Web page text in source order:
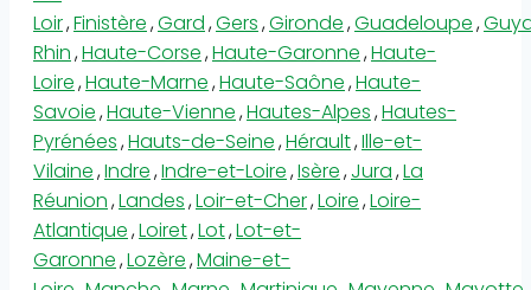
Loir,Finistère,Gard,Gers,Gironde,Guadeloupe,
Rhin,Haute-Corse,Haute-Garonne,Haute-
Loire,Haute-Marne,Haute-Saône,Haute-
Savoie,Haute-Vienne,Hautes-Alpes,Hautes-
Pyrénées,Hauts-de-Seine,Hérault,Ille-et-
Vilaine,Indre,Indre-et-Loire,Isère,Jura,La
Réunion,Landes,Loir-et-Cher,Loire,Loire-
Atlantique,Loiret,Lot,Lot-et-
Garonne,Lozère,Maine-et-